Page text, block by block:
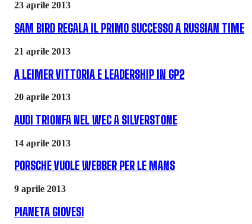
23 aprile 2013
SAM BIRD REGALA IL PRIMO SUCCESSO A RUSSIAN TIME
21 aprile 2013
A LEIMER VITTORIA E LEADERSHIP IN GP2
20 aprile 2013
AUDI TRIONFA NEL WEC A SILVERSTONE
14 aprile 2013
PORSCHE VUOLE WEBBER PER LE MANS
9 aprile 2013
PIANETA GIOVESI